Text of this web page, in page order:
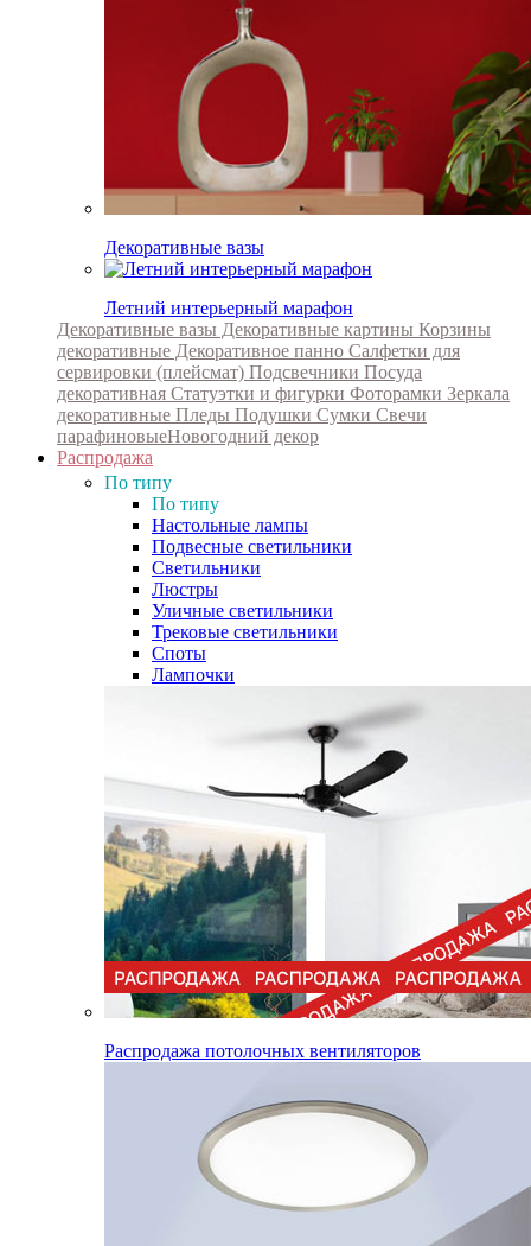
Декоративные вазы
Летний интерьерный марафон
Декоративные вазы Декоративные картины Корзины
декоративные Декоративное панно Салфетки для
сервировки (плейсмат) Подсвечники Посуда
декоративная Статуэтки и фигурки Фоторамки Зеркала
декоративные Пледы Подушки Сумки Свечи
парафиновыеНовогодний декор
Распродажа
По типу
По типу
Настольные лампы
Подвесные светильники
Светильники
Люстры
Уличные светильники
Трековые светильники
Споты
Лампочки
Распродажа потолочных вентиляторов